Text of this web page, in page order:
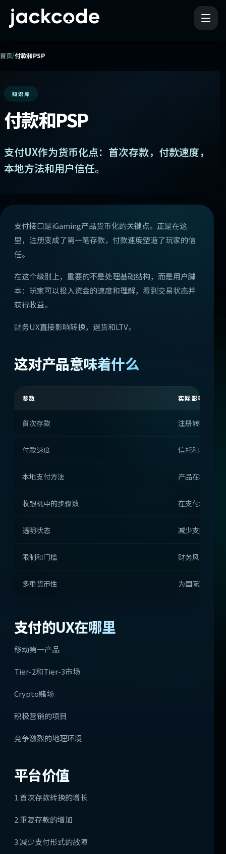
首页/付款和PSP
知识库
付款和PSP
支付UX作为货币化点：首次存款，付款速度，
本地方法和用户信任。
支付接口是iGaming产品货币化的关键点。正是在这
里，注册变成了第一笔存款，付款速度塑造了玩家的信
任。
在这个级别上，重要的不是处理基础结构，而是用户脚
本：玩家可以投入资金的速度和理解，看到交易状态并
获得收益。
财务UX直接影响转换，退货和LTV。
这对产品意味着什么
参数 实际影响
首次存款 注册转换为付
付款速度 信托和再存款
本地支付方法 产品在地理上
收银机中的步骤数 在支付场景中
透明状态 减少支持负载
限制和门槛 财务风险管理
多重货币性 为国际观众提
支付的UX在哪里
移动第一产品
Tier-2和Tier-3市场
Crypto赌场
积极营销的项目
竞争激烈的地理环境
平台价值
1.首次存款转换的增长
2.重复存款的增加
3.减少支付形式的故障